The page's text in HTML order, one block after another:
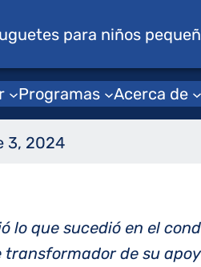
para niños
Programas Acerca de
para niños
perfecto
3, 2024
que sucedió en el
de su